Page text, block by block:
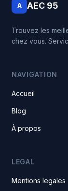
A AEC 95
Trouvez les
chez vous.
NAVIGATION
Accueil
Blog
À propos
LEGAL
Mentions legales